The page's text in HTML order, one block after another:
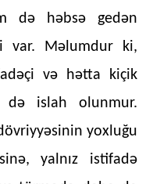
də həbsə gedən
var. Məlumdur ki,
və hətta kiçik
də islah olunmur.
yoxluğu
yalnız istifadə